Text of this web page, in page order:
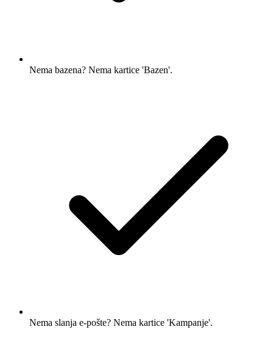
Nema bazena? Nema kartice 'Bazen'.
Nema slanja e-pošte? Nema kartice 'Kampanje'.